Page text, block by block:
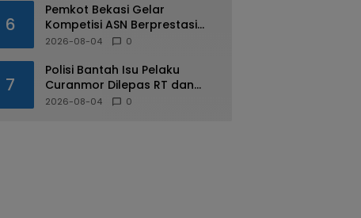
6
Pemkot Bekasi Gelar
Kompetisi ASN Berprestasi
pada HUT RI ke-81
2026-08-04 0
7
Polisi Bantah Isu Pelaku
Curanmor Dilepas RT dan
Warga di Pejuang
2026-08-04 0